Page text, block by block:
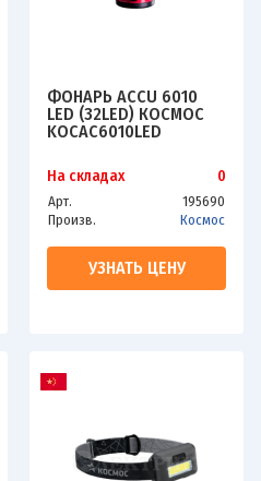
ФОНАРЬ ACCU 6010
LED (32LED) КОСМОС
KOCAC6010LED
На складах 0
Арт.
195690
Произв.
Космос
УЗНАТЬ ЦЕНУ